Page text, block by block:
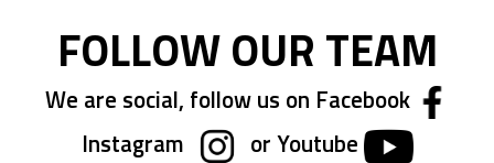
FOLLOW OUR TEAM
We are social, follow us on Facebook
Instagram
or Youtube